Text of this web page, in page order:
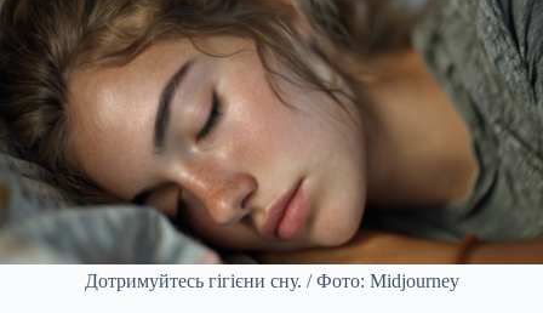
Дотримуйтесь гігієни сну. / Фото: Midjourney